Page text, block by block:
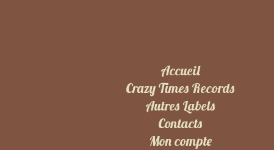
Accueil
Crazy Times Records
Autres Labels
Contacts
Mon compte